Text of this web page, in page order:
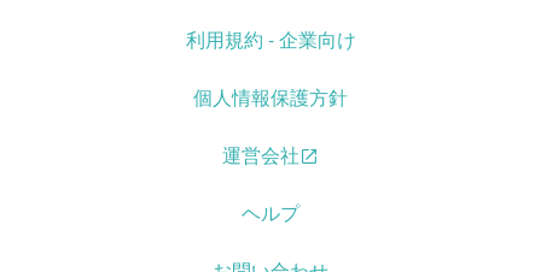
利用規約 - 企業向け
個人情報保護方針
運営会社
ヘルプ